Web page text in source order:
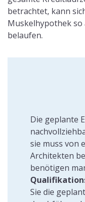
betrachtet, kann
Muskelhypothek
belaufen.
Die geplante
sie muss von
Architekten
benötigen
Sie die